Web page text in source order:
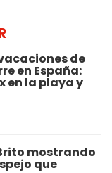
de
en España:
en la playa y
mostrando
que